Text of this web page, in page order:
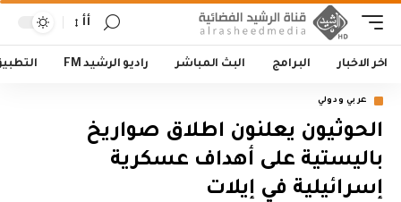
أأ
اخر الاخبار البرامج البث المباشر راديو الرشيد FM
عربي ودولي
الحوثيون يعلنون اطلاق صواريخ
باليستية على أهداف عسكرية
إسرائيلية في إيلات